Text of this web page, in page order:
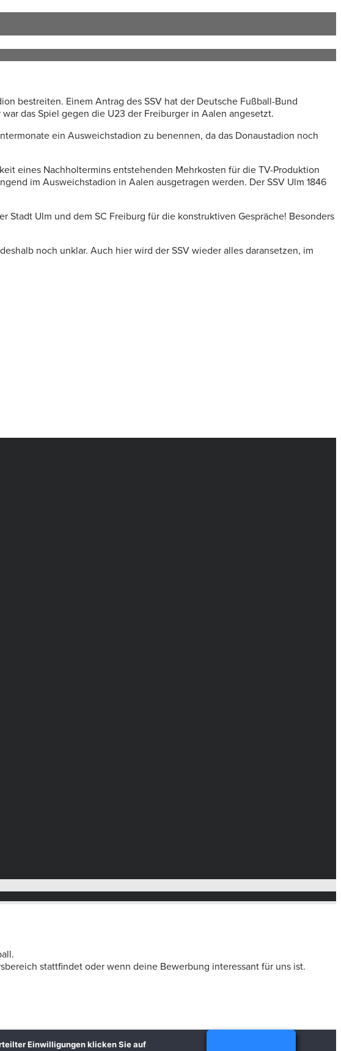
bestreiten. Einem Antrag des SSV hat der Deutsche Fußball-Bund
das Spiel gegen die U23 der Freiburger in Aalen angesetzt.
ein Ausweichstadion zu benennen, da das Donaustadion noch
eines Nachholtermins entstehenden Mehrkosten für die TV-Produktion
im Ausweichstadion in Aalen ausgetragen werden. Der SSV Ulm 1846
Stadt Ulm und dem SC Freiburg für die konstruktiven Gespräche! Besonders
noch unklar. Auch hier wird der SSV wieder alles daransetzen, im
stattfindet oder wenn deine Bewerbung interessant für uns ist.
Einwilligungen klicken Sie auf